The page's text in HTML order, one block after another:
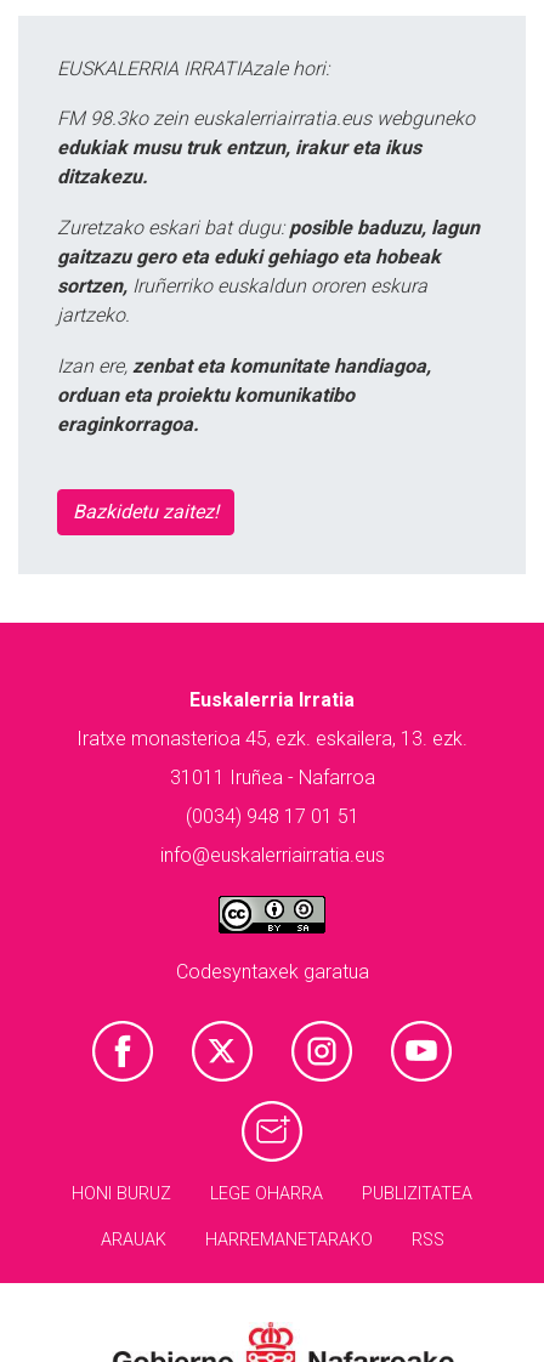
EUSKALERRIA IRRATIAzale hori:
FM 98.3ko zein euskalerriairratia.eus webguneko
edukiak musu truk entzun, irakur eta ikus
ditzakezu.
Zuretzako eskari bat dugu: posible baduzu, lagun
gaitzazu gero eta eduki gehiago eta hobeak
sortzen, Iruñerriko euskaldun ororen eskura
jartzeko.
Izan ere, zenbat eta komunitate handiagoa,
orduan eta proiektu komunikatibo
eraginkorragoa.
Bazkidetu zaitez!
Euskalerria Irratia
Iratxe monasterioa 45, ezk. eskailera, 13. ezk.
31011 Iruñea - Nafarroa
(0034) 948 17 01 51
info@euskalerriairratia.eus
Codesyntaxek garatua
HONI BURUZ LEGE OHARRA PUBLIZITATEA
ARAUAK HARREMANETARAKO RSS